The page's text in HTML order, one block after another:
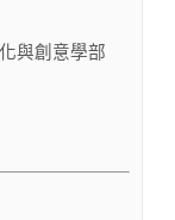
意學部